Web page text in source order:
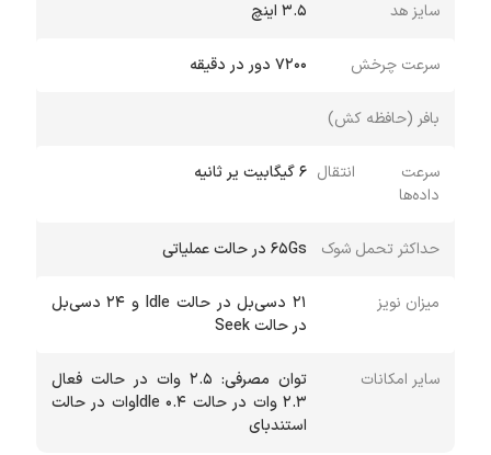
سایز هد ۳.۵ اینچ
سرعت چرخش ۷۲۰۰ دور در دقیقه
بافر (حافظه کش)
سرعت انتقال
داده‌ها
۶ گیگابیت یر ثانیه
حداکثر تحمل شوک ۶۵Gs در حالت عملیاتی
میزان نویز
۲۱ دسی‌بل در حالت Idle و ۲۴ دسی‌بل
در حالت Seek
سایر امکانات
توان مصرفی: ۲.۵ وات در حالت فعال
۲.۳ وات در حالت Idle ۰.۴وات در حالت
استندبای